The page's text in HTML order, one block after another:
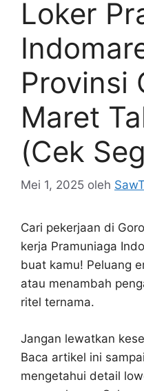
Loker
Provinsi
Maret
(Cek
Mei 1, 2025 oleh
Cari pekerjaan di
kerja Pramuniaga
buat kamu! Peluang
atau menambah
ritel ternama.
Jangan lewatkan
Baca artikel ini
mengetahui detail